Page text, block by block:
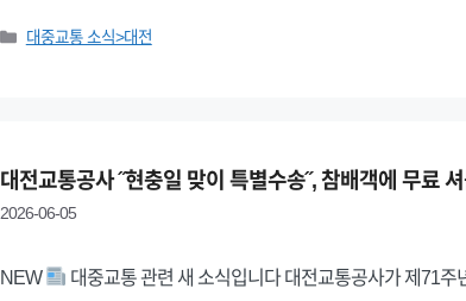
Categories
대중교통 소식>대전
대전교통공사 ˝현충일 맞이 특별수송˝, 참배객에 무료
2026-06-05
NEW 대중교통 관련 새 소식입니다 대전교통공사가 제71